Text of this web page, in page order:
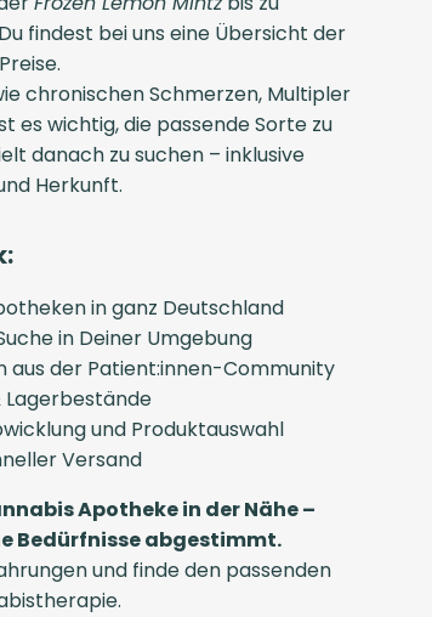
findest bei uns eine Übersicht der
chronischen Schmerzen, Multipler
es wichtig, die passende Sorte zu
danach zu suchen – inklusive
Herkunft.
in ganz Deutschland
in Deiner Umgebung
aus der Patient:innen-Community
und Produktauswahl
Versand
Apotheke in der Nähe –
Bedürfnisse abgestimmt.
und finde den passenden